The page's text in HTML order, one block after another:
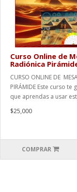
Curso Online de
Radiónica
CURSO ONLINE DE
PIRÁMIDE Este curso te
que aprendas a usar
$25,000
COMPRAR